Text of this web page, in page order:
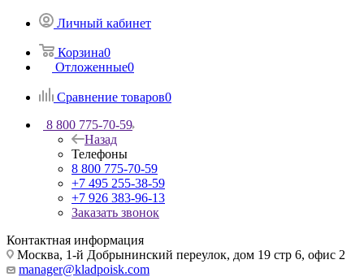
Личный кабинет
Корзина0
Отложенные0
Сравнение товаров0
8 800 775-70-59
Назад
Телефоны
8 800 775-70-59
+7 495 255-38-59
+7 926 383-96-13
Заказать звонок
Контактная информация
Москва, 1-й Добрынинский переулок, дом 19 стр 6, офис 2
manager@kladpoisk.com